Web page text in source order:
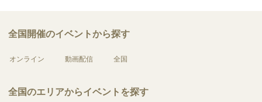
全国開催のイベントから探す
オンライン 動画配信 全国
全国のエリアからイベントを探す